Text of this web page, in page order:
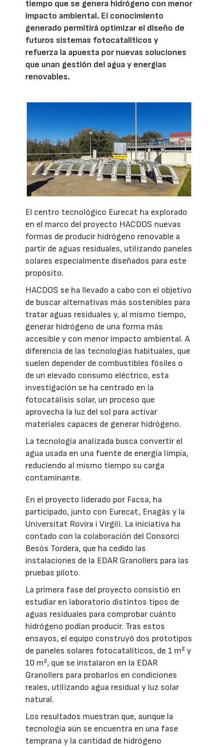
tiempo que se genera hidrógeno con menor
impacto ambiental. El conocimiento
generado permitirá optimizar el diseño de
futuros sistemas fotocatalíticos y
refuerza la apuesta por nuevas soluciones
que unan gestión del agua y energías
renovables.
El centro tecnológico Eurecat ha explorado
en el marco del proyecto HACDOS nuevas
formas de producir hidrógeno renovable a
partir de aguas residuales, utilizando paneles
solares especialmente diseñados para este
propósito.
HACDOS se ha llevado a cabo con el objetivo
de buscar alternativas más sostenibles para
tratar aguas residuales y, al mismo tiempo,
generar hidrógeno de una forma más
accesible y con menor impacto ambiental. A
diferencia de las tecnologías habituales, que
suelen depender de combustibles fósiles o
de un elevado consumo eléctrico, esta
investigación se ha centrado en la
fotocatálisis solar, un proceso que
aprovecha la luz del sol para activar
materiales capaces de generar hidrógeno.
La tecnología analizada busca convertir el
agua usada en una fuente de energía limpia,
reduciendo al mismo tiempo su carga
contaminante.
En el proyecto liderado por Facsa, ha
participado, junto con Eurecat, Enagás y la
Universitat Rovira i Virgili. La iniciativa ha
contado con la colaboración del Consorci
Besòs Tordera, que ha cedido las
instalaciones de la EDAR Granollers para las
pruebas piloto.
La primera fase del proyecto consistió en
estudiar en laboratorio distintos tipos de
aguas residuales para comprobar cuánto
hidrógeno podían producir. Tras estos
ensayos, el equipo construyó dos prototipos
de paneles solares fotocatalíticos, de 1 m² y
10 m², que se instalaron en la EDAR
Granollers para probarlos en condiciones
reales, utilizando agua residual y luz solar
natural.
Los resultados muestran que, aunque la
tecnología aún se encuentra en una fase
temprana y la cantidad de hidrógeno